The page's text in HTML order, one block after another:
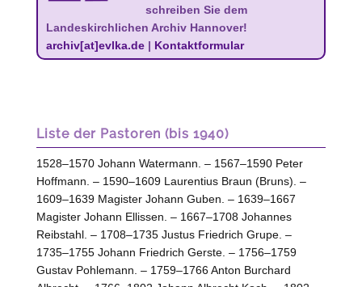
schreiben Sie dem
Landeskirchlichen Archiv Hannover!
archiv[at]evlka.de| Kontaktformular
Liste der Pastoren (bis 1940)
1528–1570 Johann Watermann. – 1567–1590 Peter
Hoffmann. – 1590–1609 Laurentius Braun (Bruns). –
1609–1639 Magister Johann Guben. – 1639–1667
Magister Johann Ellissen. – 1667–1708 Johannes
Reibstahl. – 1708–1735 Justus Friedrich Grupe. –
1735–1755 Johann Friedrich Gerste. – 1756–1759
Gustav Pohlemann. – 1759–1766 Anton Burchard